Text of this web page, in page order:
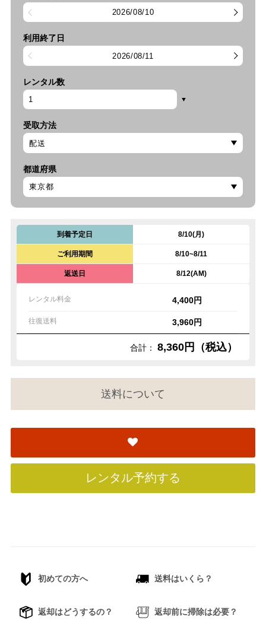
2026/08/10
利用終了日
2026/08/11
レンタル数
受取方法
都道府県
到着予定日 8/10(月)
ご利用期間 8/10~8/11
返送日 8/12(AM)
レンタル料金 4,400円
往復送料 3,960円
合計： 8,360円（税込）
送料について
レンタル予約する
初めての方へ 送料はいくら？
返却はどうするの？ 返却前に掃除は必要？